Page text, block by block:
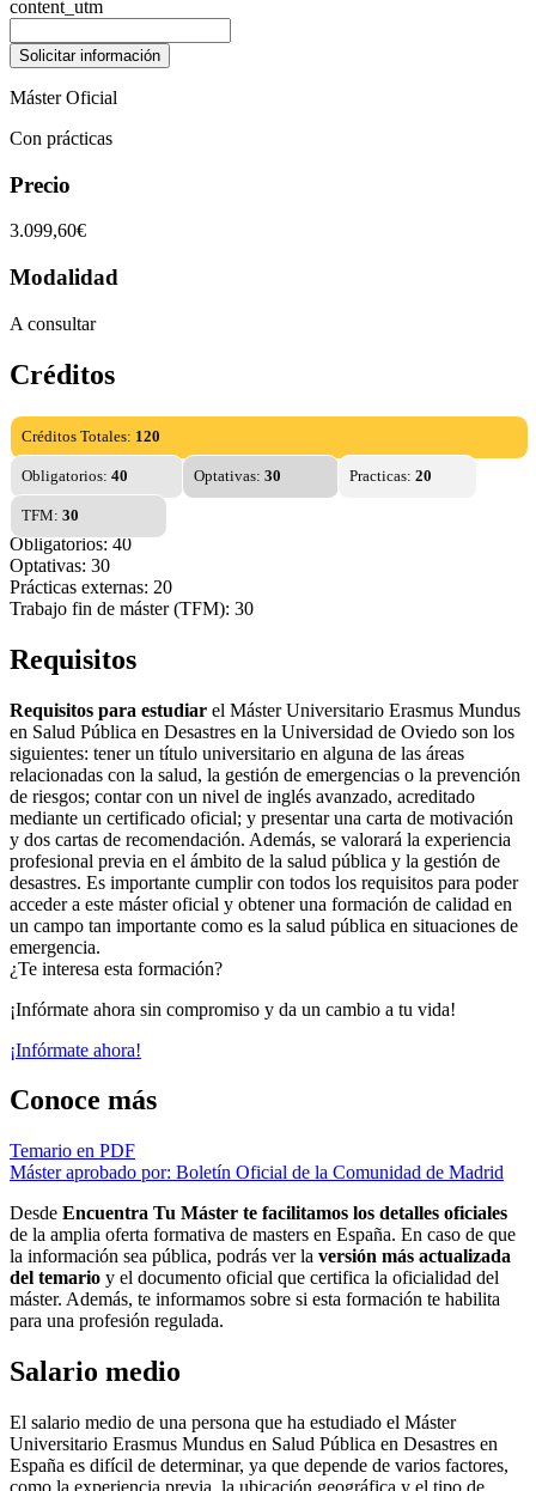
content_utm
Máster Oficial
Con prácticas
Precio
3.099,60€
Modalidad
A consultar
Créditos
Créditos Totales: 120
Obligatorios: 40 Optativas: 30 Practicas: 20
TFM: 30
Obligatorios: 40
Optativas: 30
Prácticas externas: 20
Trabajo fin de máster (TFM): 30
Requisitos
Requisitos para estudiar el Máster Universitario Erasmus Mundus
en Salud Pública en Desastres en la Universidad de Oviedo son los
siguientes: tener un título universitario en alguna de las áreas
relacionadas con la salud, la gestión de emergencias o la prevención
de riesgos; contar con un nivel de inglés avanzado, acreditado
mediante un certificado oficial; y presentar una carta de motivación
y dos cartas de recomendación. Además, se valorará la experiencia
profesional previa en el ámbito de la salud pública y la gestión de
desastres. Es importante cumplir con todos los requisitos para poder
acceder a este máster oficial y obtener una formación de calidad en
un campo tan importante como es la salud pública en situaciones de
emergencia.
¿Te interesa esta formación?
¡Infórmate ahora sin compromiso y da un cambio a tu vida!
¡Infórmate ahora!
Conoce más
Temario en PDF
Máster aprobado por: Boletín Oficial de la Comunidad de Madrid
Desde Encuentra Tu Máster te facilitamos los detalles oficiales
de la amplia oferta formativa de masters en España. En caso de que
la información sea pública, podrás ver la versión más actualizada
del temario y el documento oficial que certifica la oficialidad del
máster. Además, te informamos sobre si esta formación te habilita
para una profesión regulada.
Salario medio
El salario medio de una persona que ha estudiado el Máster
Universitario Erasmus Mundus en Salud Pública en Desastres en
España es difícil de determinar, ya que depende de varios factores,